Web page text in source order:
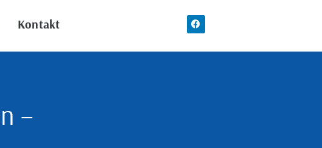
Kontakt
–